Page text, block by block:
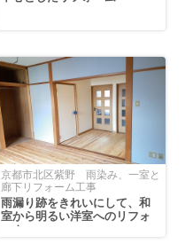
京都市北区紫野 雨染み、一室と
廊下リフォーム工事
雨漏り跡をきれいにして、和
室から明るい洋室へのリフォ
ーム